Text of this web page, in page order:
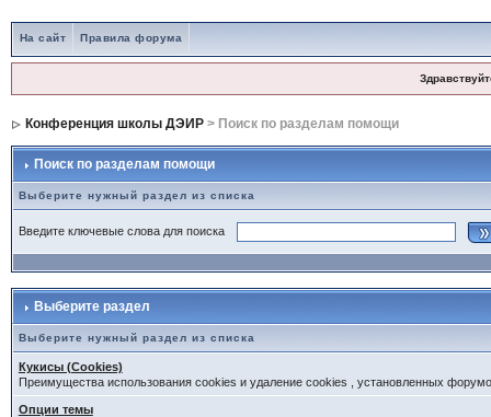
На сайт Правила форума
Конференция школы ДЭИР> Поиск по разделам помощи
Поиск по разделам помощи
Выберите нужный раздел из списка
Введите ключевые слова для поиска
Выберите раздел
Выберите нужный раздел из списка
Кукисы (Cookies)
Преимущества использования cookies и удаление cookies , установленных
Опции темы